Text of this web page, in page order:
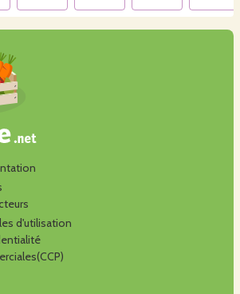
d'utilisation